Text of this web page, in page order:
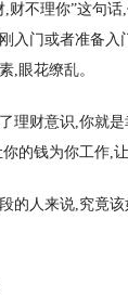
,财不理你”这句
入门或者准备入
,眼花缭乱。
理财意识,你就
的钱为你工作,
的人来说,究竟